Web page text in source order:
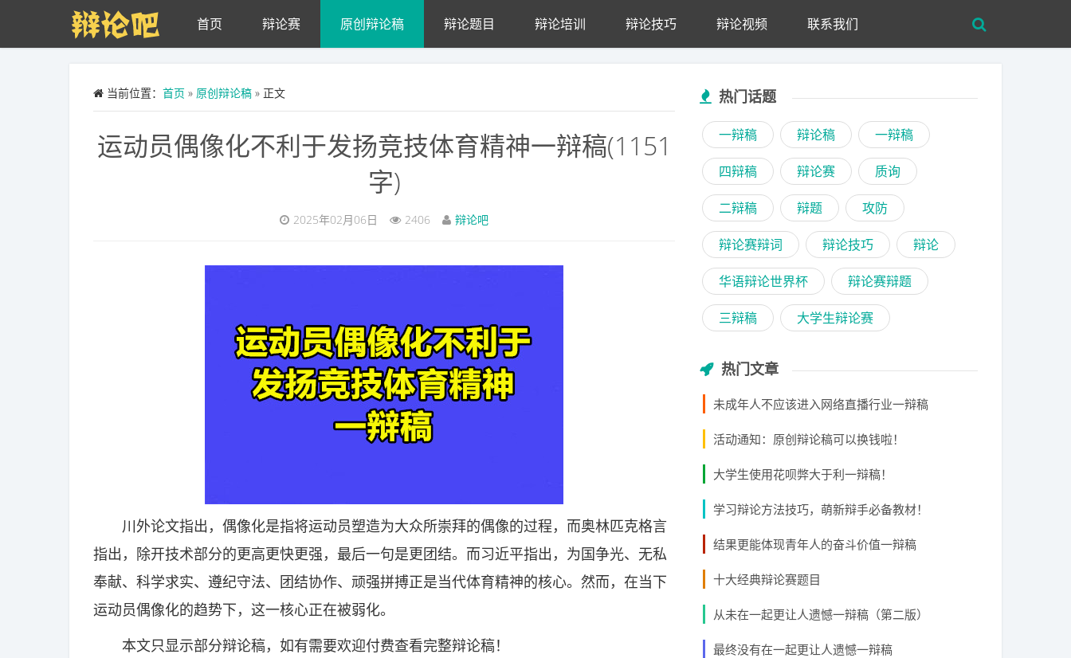
Skip to main content
首页 辩论赛 原创辩论稿 辩论题目 辩论培训 辩论技巧 辩论视频 联系我们
当前位置： 首页 » 原创辩论稿 » 正文
运动员偶像化不利于发扬竞技体育精神一辩稿(1151
字)
2025年02月06日 2406 辩论吧
川外论文指出，偶像化是指将运动员塑造为大众所崇拜的偶像的过程，而奥林匹克格言
指出，除开技术部分的更高更快更强，最后一句是更团结。而习近平指出，为国争光、无私
奉献、科学求实、遵纪守法、团结协作、顽强拼搏正是当代体育精神的核心。然而，在当下
运动员偶像化的趋势下，这一核心正在被弱化。
本文只显示部分辩论稿，如有需要欢迎付费查看完整辩论稿！
热门话题
一辩稿 辩论稿 一辩稿
四辩稿 辩论赛 质询
二辩稿 辩题 攻防
辩论赛辩词 辩论技巧 辩论
华语辩论世界杯 辩论赛辩题
三辩稿 大学生辩论赛
热门文章
未成年人不应该进入网络直播行业一辩稿
活动通知：原创辩论稿可以换钱啦！
大学生使用花呗弊大于利一辩稿！
学习辩论方法技巧，萌新辩手必备教材！
结果更能体现青年人的奋斗价值一辩稿
十大经典辩论赛题目
从未在一起更让人遗憾一辩稿（第二版）
最终没有在一起更让人遗憾一辩稿